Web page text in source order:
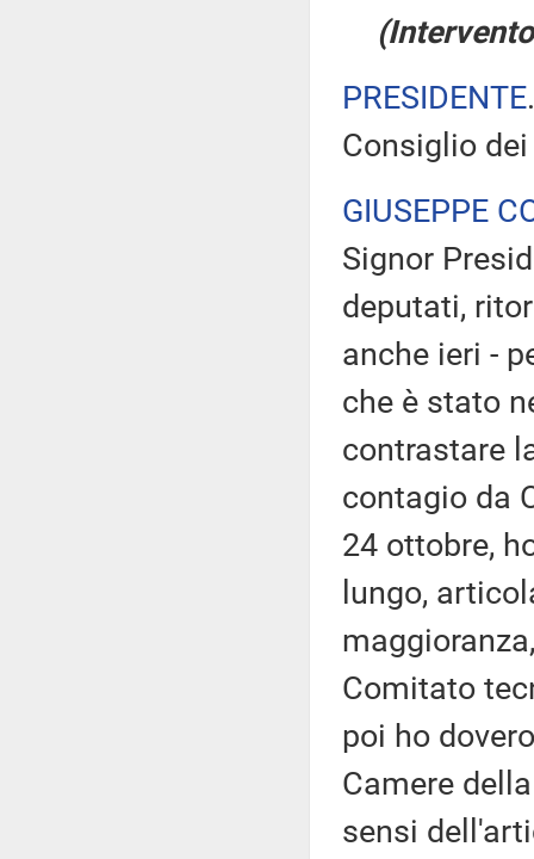
PRESIDENTE
Consiglio
GIUSEPPE
Signor
deputati,
anche ieri -
che è stato
contrastare
contagio da
24 ottobre,
lungo,
Comitato
poi ho
Camere
sensi